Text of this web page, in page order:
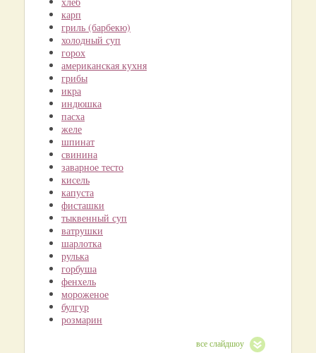
карп
гриль (барбекю)
холодный суп
горох
американская кухня
грибы
икра
индюшка
пасха
желе
шпинат
свинина
заварное тесто
кисель
капуста
фисташки
тыквенный суп
ватрушки
шарлотка
рулька
горбуша
фенхель
мороженое
булгур
розмарин
все слайдшоу